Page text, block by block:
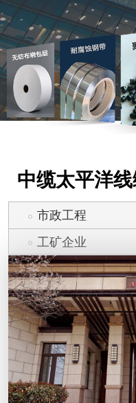
中缆太平洋
市政工程
工矿企业